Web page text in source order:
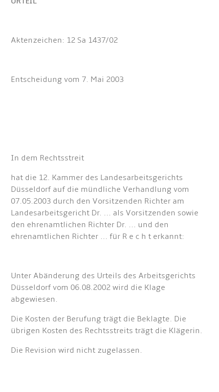
Aktenzeichen: 12 Sa 1437/02
Entscheidung vom 7. Mai 2003
In dem Rechtsstreit
hat die 12. Kammer des Landesarbeitsgerichts
Düsseldorf auf die mündliche Verhandlung vom
07.05.2003 durch den Vorsitzenden Richter am
Landesarbeitsgericht Dr. ... als Vorsitzenden sowie
den ehrenamtlichen Richter Dr. ... und den
ehrenamtlichen Richter ... für R e c h t erkannt:
Unter Abänderung des Urteils des Arbeitsgerichts
Düsseldorf vom 06.08.2002 wird die Klage
abgewiesen.
Die Kosten der Berufung trägt die Beklagte. Die
übrigen Kosten des Rechtsstreits trägt die Klägerin.
Die Revision wird nicht zugelassen.